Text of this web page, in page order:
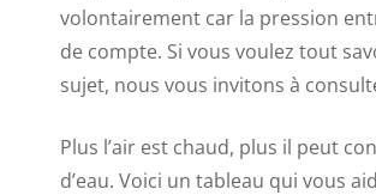
volontairement car la pression
de compte. Si vous voulez tout
sujet, nous vous invitons à
Plus l’air est chaud, plus il peut
d’eau. Voici un tableau qui vous